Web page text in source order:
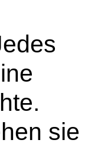
sie